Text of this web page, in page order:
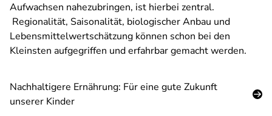
Aufwachsen nahezubringen, ist hierbei zentral.
Regionalität, Saisonalität, biologischer Anbau und
Lebensmittelwertschätzung können schon bei den
Kleinsten aufgegriffen und erfahrbar gemacht werden.
Nachhaltigere Ernährung: Für eine gute Zukunft
unserer Kinder